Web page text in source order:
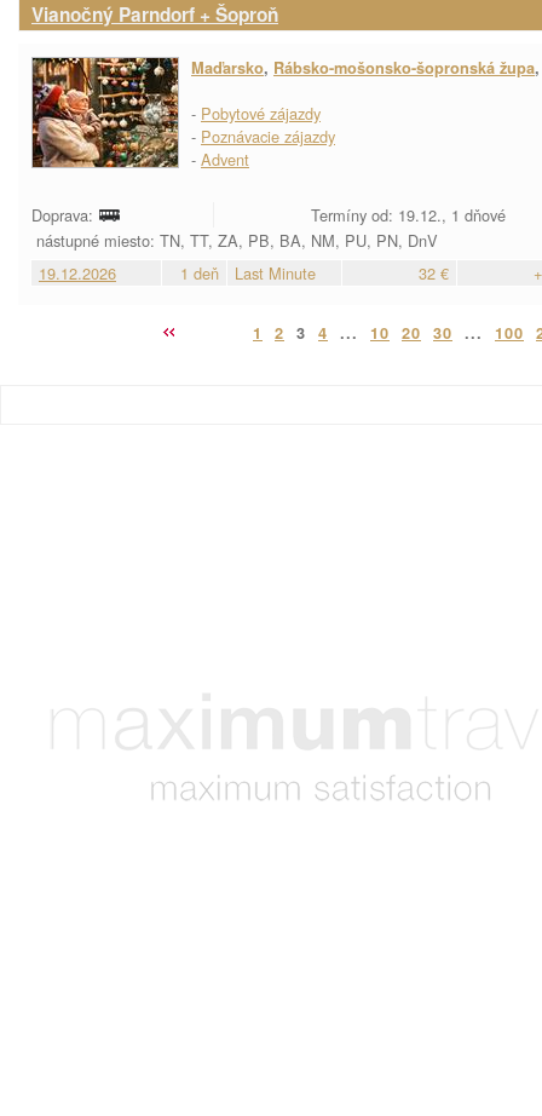
Vianočný Parndorf + Šoproň
Maďarsko, Rábsko-mošonsko-šopronská župa
- Pobytové zájazdy
- Poznávacie zájazdy
- Advent
Doprava:
Termíny od: 19.12., 1 dňové
nástupné miesto: TN, TT, ZA, PB, BA, NM, PU, PN, DnV
19.12.2026
1 deň Last Minute 32 €
1 2 3 4 ... 10 20 30 ... 100